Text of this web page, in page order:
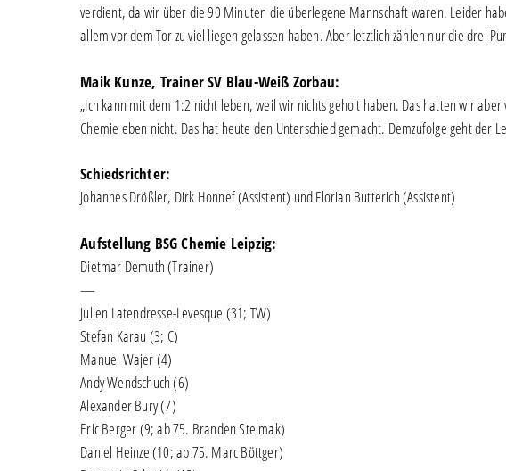
verdient, da wir über die 90 Minuten die überlegene Mannschaft waren. Leider
allem vor dem Tor zu viel liegen gelassen haben. Aber letztlich zählen nur die drei
Maik Kunze, Trainer SV Blau-Weiß Zorbau:
„Ich kann mit dem 1:2 nicht leben, weil wir nichts geholt haben. Das hatten wir
Chemie eben nicht. Das hat heute den Unterschied gemacht. Demzufolge geht der
Schiedsrichter:
Johannes Drößler, Dirk Honnef (Assistent) und Florian Butterich (Assistent)
Aufstellung BSG Chemie Leipzig:
Dietmar Demuth (Trainer)
—
Julien Latendresse-Levesque (31; TW)
Stefan Karau (3; C)
Manuel Wajer (4)
Andy Wendschuch (6)
Alexander Bury (7)
Eric Berger (9; ab 75. Branden Stelmak)
Daniel Heinze (10; ab 75. Marc Böttger)